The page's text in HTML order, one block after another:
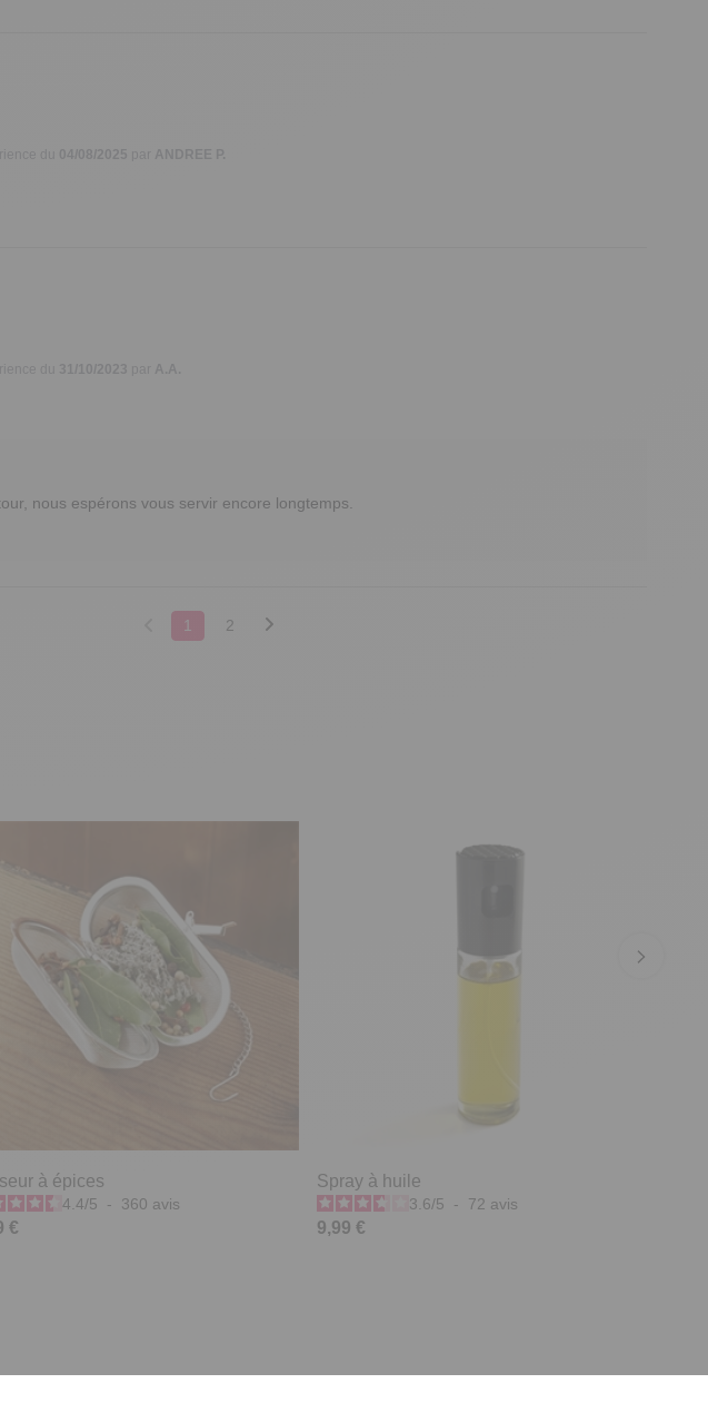
04/08/2025
ANDREE P.
nous espérons vous servir encore longtemps.
1 2
à épices
4.4/5 - 360 avis
€
Spray à huile
3.6/5 - 72 avis
9,99 €